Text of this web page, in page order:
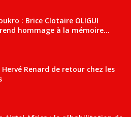
: Brice Clotaire OLIGUI
rend hommage à la mémoire...
Renard de retour chez les